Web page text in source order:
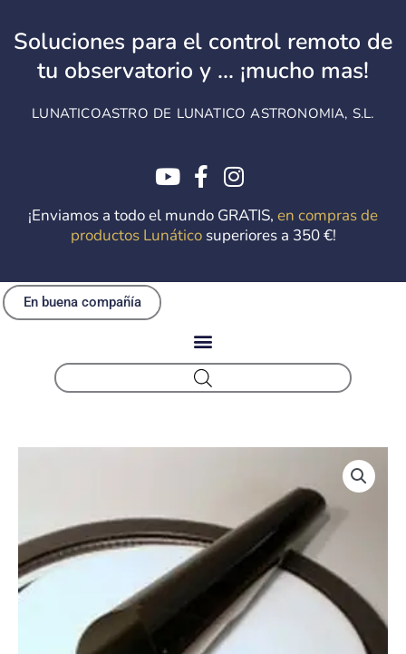
contenido
Soluciones para el control remoto de
tu observatorio y ... ¡mucho mas!
LUNATICOASTRO DE LUNATICO ASTRONOMIA, S.L.
¡Enviamos a todo el mundo GRATIS, en compras de
productos Lunáticosuperiores a 350 €!
En buena compañía
desde
11,00€
hasta
53,00€
flats
Aurora
cantidad